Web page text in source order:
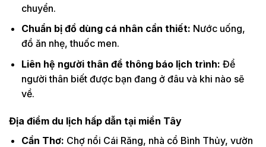
chuyển.
Chuẩn bị đồ dùng cá nhân cần thiết: Nước uống,
đồ ăn nhẹ, thuốc men.
Liên hệ người thân để thông báo lịch trình: Để
người thân biết được bạn đang ở đâu và khi nào sẽ
về.
Địa điểm du lịch hấp dẫn tại miền Tây
Cần Thơ: Chợ nổi Cái Răng, nhà cổ Bình Thủy, vườn